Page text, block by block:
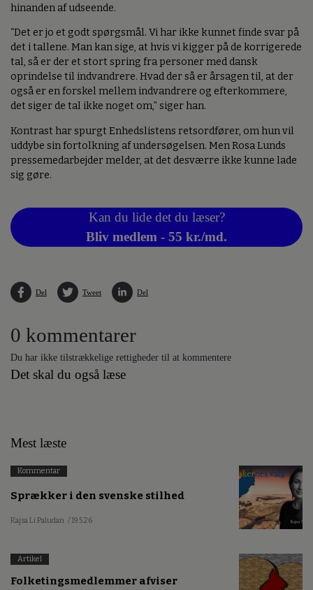
hinanden af udseende.
“Det er jo et godt spørgsmål. Vi har ikke kunnet finde svar på
det i tallene. Man kan sige, at hvis vi kigger på de korrigerede
tal, så er der et stort spring fra personer med dansk
oprindelse til indvandrere. Hvad der så er årsagen til, at der
også er en forskel mellem indvandrere og efterkommere,
det siger de tal ikke noget om,” siger han.
Kontrast har spurgt Enhedslistens retsordfører, om hun vil
uddybe sin fortolkning af undersøgelsen. Men Rosa Lunds
pressemedarbejder melder, at det desværre ikke kunne lade
sig gøre.
Kan du lide det du læser?
Bliv medlem - 55 kr./md.
Del Tweet Del
0 kommentarer
Du har ikke tilstrækkelige rettigheder til at kommentere
Det skal du også læse
Mest læste
Kommentar
Sprækker i den svenske stilhed
Kajsa Li Paludan / 19.5.26
Artikel
Folketingsmedlemmer afviser